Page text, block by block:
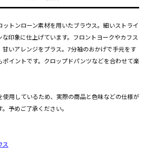
ットンローン素材を用いたブラウス。細いストライ
な印象に仕上げています。フロントヨークやカフス
甘いアレンジをプラス。7分袖のおかげで手元をす
ポイントです。クロップドパンツなどを合わせて楽
用しているため、実際の商品と色味などの仕様が
予めご了承ください。
ス